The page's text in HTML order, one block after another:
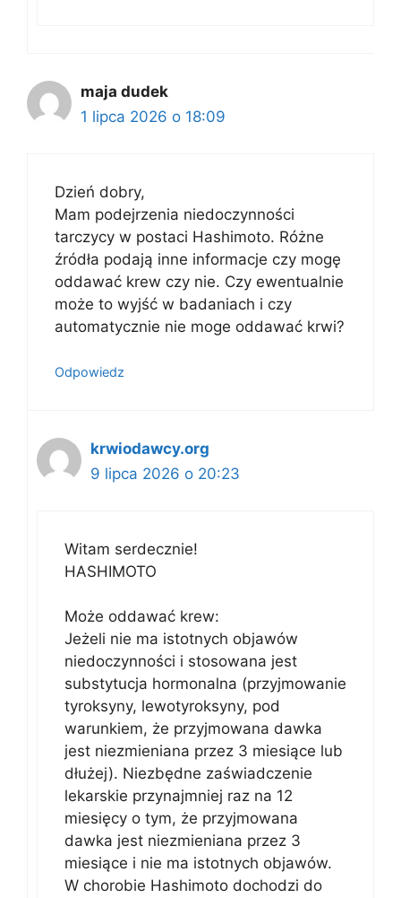
maja dudek
1 lipca 2026 o 18:09
Dzień dobry,
Mam podejrzenia niedoczynności
tarczycy w postaci Hashimoto. Różne
źródła podają inne informacje czy mogę
oddawać krew czy nie. Czy ewentualnie
może to wyjść w badaniach i czy
automatycznie nie moge oddawać krwi?
Odpowiedz
krwiodawcy.org
9 lipca 2026 o 20:23
Witam serdecznie!
HASHIMOTO
Może oddawać krew:
Jeżeli nie ma istotnych objawów
niedoczynności i stosowana jest
substytucja hormonalna (przyjmowanie
tyroksyny, lewotyroksyny, pod
warunkiem, że przyjmowana dawka
jest niezmieniana przez 3 miesiące lub
dłużej). Niezbędne zaświadczenie
lekarskie przynajmniej raz na 12
miesięcy o tym, że przyjmowana
dawka jest niezmieniana przez 3
miesiące i nie ma istotnych objawów.
W chorobie Hashimoto dochodzi do